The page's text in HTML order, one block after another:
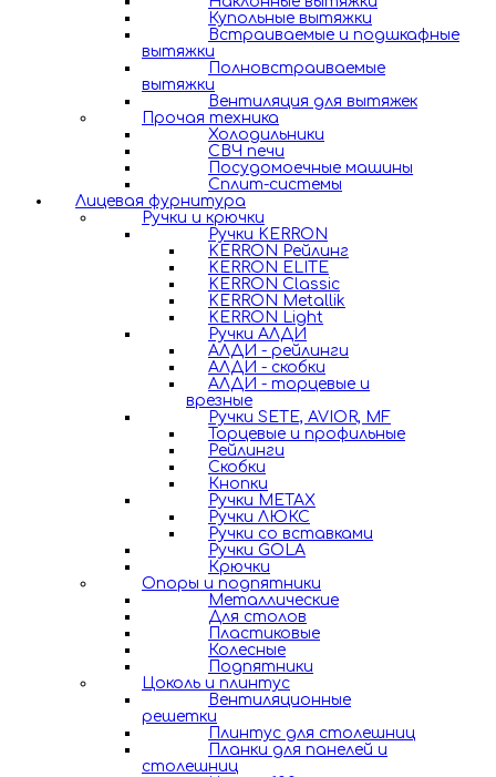
Купольные вытяжки
Встраиваемые и подшкафные
вытяжки
Полновстраиваемые
вытяжки
Вентиляция для вытяжек
Прочая техника
Холодильники
СВЧ печи
Посудомоечные машины
Сплит-системы
Лицевая фурнитура
Ручки и крючки
Ручки KERRON
KERRON Рейлинг
KERRON ELITE
KERRON Classic
KERRON Metallik
KERRON Light
Ручки АЛДИ
АЛДИ - рейлинги
АЛДИ - скобки
АЛДИ - торцевые и
врезные
Ручки SETE, AVIOR, MF
Торцевые и профильные
Рейлинги
Скобки
Кнопки
Ручки METAX
Ручки ЛЮКС
Ручки со вставками
Ручки GOLA
Крючки
Опоры и подпятники
Металлические
Для столов
Пластиковые
Колесные
Подпятники
Цоколь и плинтус
Вентиляционные
решетки
Плинтус для столешниц
Планки для панелей и
столешниц